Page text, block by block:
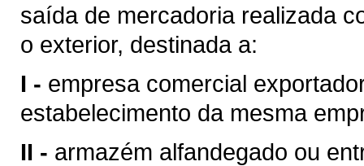
saída de mercadoria realizada
o exterior, destinada a:
I - empresa comercial
estabelecimento da mesma
II - armazém alfandegado ou